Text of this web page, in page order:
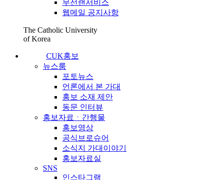
무선랜서비스
웹메일 공지사항
The Catholic University
of Korea
CUK홍보
뉴스룸
포토뉴스
언론에서 본 가대
홍보 소재 제안
동문 인터뷰
홍보자료ㆍ간행물
홍보영상
공식브로슈어
소식지 가대이야기
홍보자료실
SNS
인스타그램